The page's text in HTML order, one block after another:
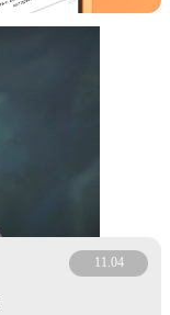
11.04